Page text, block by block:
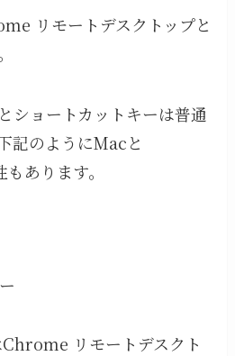
リモートデスクトップと
ショートカットキーは普通
記のようにMacと
あります。
リモートデスクト